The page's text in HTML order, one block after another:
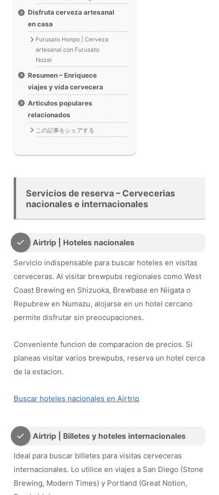
Disfruta cerveza artesanal
en casa
Furusato Honpo | Cerveza
artesanal con Furusato
Nozei
Resumen – Enriquece
viajes y vida cervecera
Articulos populares
relacionados
この記事をシェアする
Servicios de reserva – Cervecerias
nacionales e internacionales
Airtrip | Hoteles nacionales
Servicio indispensable para buscar hoteles en visitas
cerveceras. Al visitar brewpubs regionales como West
Coast Brewing en Shizuoka, Brewbase en Niigata o
Repubrew en Numazu, alojarse en un hotel cercano
permite disfrutar sin preocupaciones.
Conveniente funcion de comparacion de precios. Si
planeas visitar varios brewpubs, reserva un hotel cerca
de la estacion.
Buscar hoteles nacionales en Airtrip
Airtrip | Billetes y hoteles internacionales
Ideal para buscar billetes para visitas cerveceras
internacionales. Lo utilice en viajes a San Diego (Stone
Brewing, Modern Times) y Portland (Great Notion,